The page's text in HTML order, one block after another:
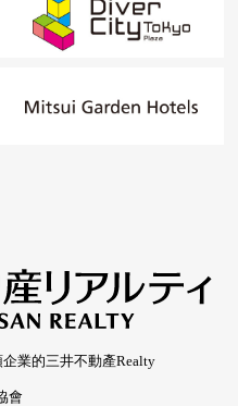
業的三井不動產Realty
會